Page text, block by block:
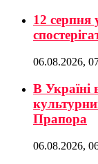
12 серпня
06.08.2026,
В Україні
Прапора
06.08.2026,